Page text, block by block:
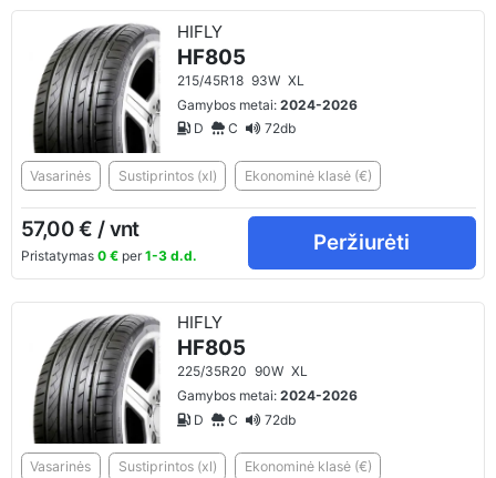
HIFLY
HF805
215/45R18 93W XL
Gamybos metai:2024-2026
D
C 72db
Vasarinės Sustiprintos (xl) Ekonominė klasė (€)
57,00 € / vnt
Pristatymas 0 €per 1-3 d.d.
Peržiurėti
HIFLY
HF805
225/35R20 90W XL
Gamybos metai:2024-2026
D
C 72db
Vasarinės Sustiprintos (xl) Ekonominė klasė (€)